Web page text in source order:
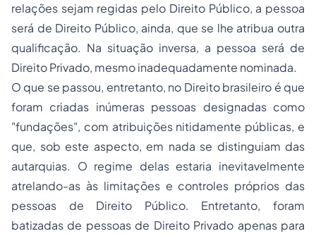
relações sejam regidas pelo Direito Público, a pessoa
será de Direito Público, ainda, que se lhe atribua outra
qualificação. Na situação inversa, a pessoa será de
Direito Privado, mesmo inadequadamente nominada.
O que se passou, entretanto, no Direito brasileiro é que
foram criadas inúmeras pessoas designadas como
"fundações", com atribuições nitidamente públicas, e
que, sob este aspecto, em nada se distinguiam das
autarquias. O regime delas estaria inevitavelmente
atrelando-as às limitações e controles próprios das
pessoas de Direito Público. Entretanto, foram
batizadas de pessoas de Direito Privado apenas para